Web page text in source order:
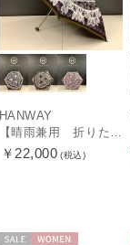
HANWAY
【晴雨兼用 折りたたみ日傘】ハンウェイ（ＨＡＮＷＡＹ）Vestido de frida（べスティード・デ・フリーダ）
￥22,000 (税込)